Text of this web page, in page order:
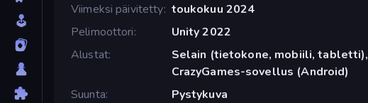
Viimeksi päivitetty toukokuu 2024
Pelimoottori
Unity 2022
Alustat
Selain (tietokone, mobiili, tabletti),
CrazyGames-sovellus (Android)
Suunta
Pystykuva